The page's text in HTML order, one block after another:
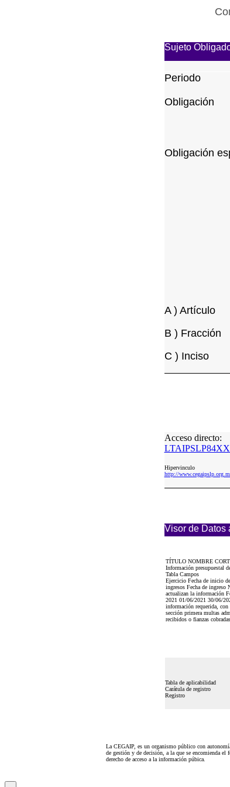
Sujeto
Periodo
Obligación
Obligación
A ) Artículo
B ) Fracción
C ) Inciso
Acceso directo:
Hipervinculo
http://
Visor de Datos
TÍTULO NOMBRE
Información presupuestal
Tabla Campos
Ejercicio Fecha de inicio
ingresos Fecha de ingreso
actualizan la información
2021 01/06/2021 30/06/
información requerida,
sección primera multas
recibidos o fianzas cobradas.
Tabla de aplicabilidad
Carátula de registro
Registro
La CEGAIP, es un organismo público con
de gestión y de decisión, a la que se encomienda
derecho de acceso a la información púbica.